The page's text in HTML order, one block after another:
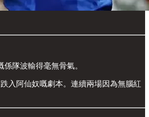
隊波輸得毫無骨氣。
入阿仙奴嘅劇本。連續兩場因為無腦紅